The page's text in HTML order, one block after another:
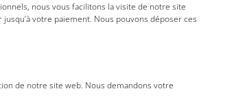
nous vous facilitons la visite de notre site
votre paiement. Nous pouvons déposer ces
de notre site web. Nous demandons votre